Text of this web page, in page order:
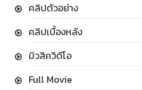
คลิปตัวอย่าง
คลิปเบื้องหลัง
มิวสิควิดีโอ
Full Movie